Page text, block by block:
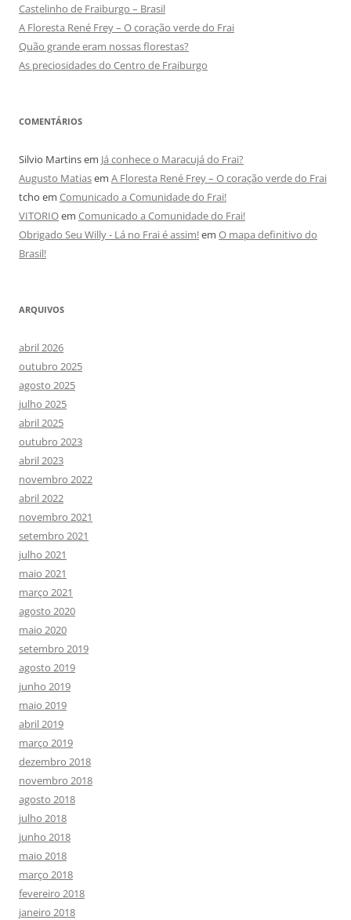
Castelinho de Fraiburgo – Brasil
A Floresta René Frey – O coração verde do Frai
Quão grande eram nossas florestas?
As preciosidades do Centro de Fraiburgo
COMENTÁRIOS
Silvio Martinsem Já conhece o Maracujá do Frai?
Augusto Matiasem A Floresta René Frey – O coração verde do Frai
tcho em Comunicado a Comunidade do Frai!
VITORIOem Comunicado a Comunidade do Frai!
Obrigado Seu Willy - Lá no Frai é assim!em O mapa definitivo do
Brasil!
ARQUIVOS
abril 2026
outubro 2025
agosto 2025
julho 2025
abril 2025
outubro 2023
abril 2023
novembro 2022
abril 2022
novembro 2021
setembro 2021
julho 2021
maio 2021
março 2021
agosto 2020
maio 2020
setembro 2019
agosto 2019
junho 2019
maio 2019
abril 2019
março 2019
dezembro 2018
novembro 2018
agosto 2018
julho 2018
junho 2018
maio 2018
março 2018
fevereiro 2018
janeiro 2018